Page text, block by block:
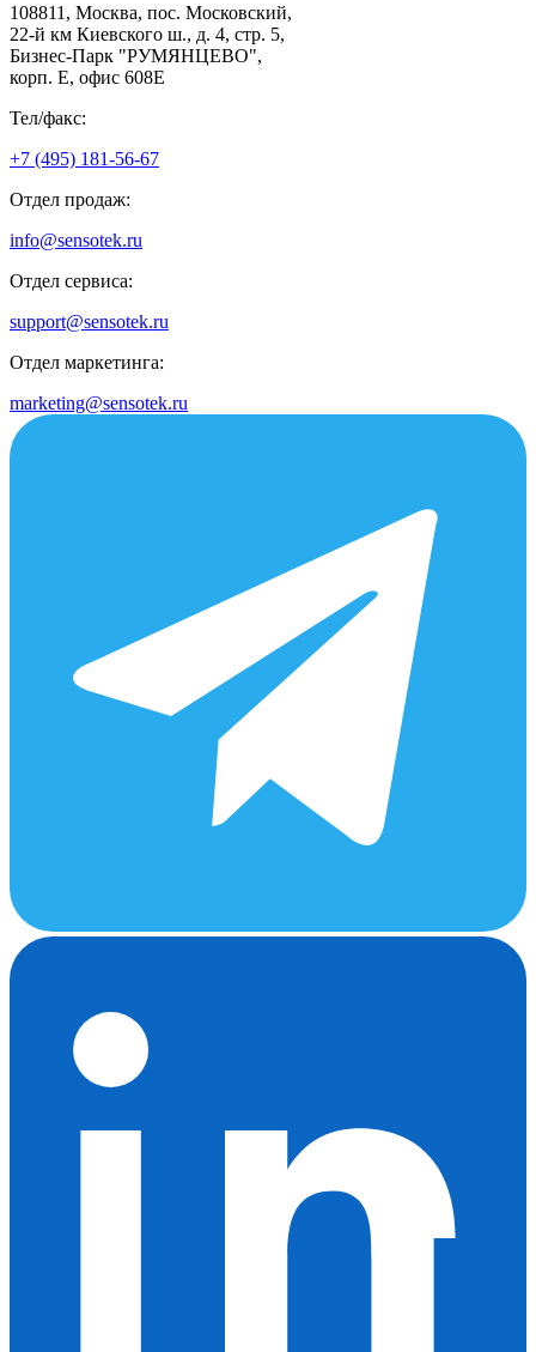
108811, Москва, пос. Московский,
22-й км Киевского ш., д. 4, стр. 5,
Бизнес-Парк "РУМЯНЦЕВО",
корп. Е, офис 608E
Тел/факс:
+7 (495) 181-56-67
Отдел продаж:
info@sensotek.ru
Отдел сервиса:
support@sensotek.ru
Отдел маркетинга:
marketing@sensotek.ru